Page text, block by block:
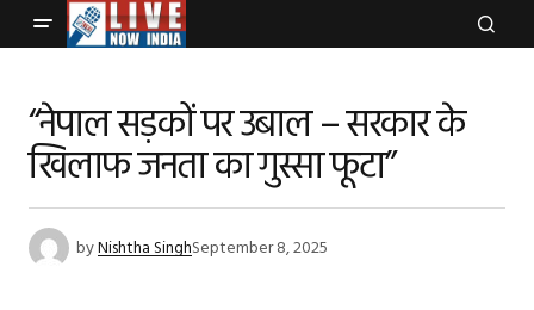
“नेपाल सड़कों पर उबाल – सरकार के
खिलाफ जनता का गुस्सा फूटा”
byNishtha SinghSeptember 8, 2025